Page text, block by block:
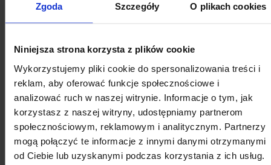
Zgoda Szczegóły O plikach cookies
Niniejsza strona korzysta z plików cookie
Wykorzystujemy pliki cookie do spersonalizowania treści i
reklam, aby oferować funkcje społecznościowe i
analizować ruch w naszej witrynie. Informacje o tym, jak
korzystasz z naszej witryny, udostępniamy partnerom
społecznościowym, reklamowym i analitycznym. Partnerzy
mogą połączyć te informacje z innymi danymi otrzymanymi
od Ciebie lub uzyskanymi podczas korzystania z ich usług.
Decentralizacja Państwa i
przywracanie kompetencji
terytorialnego - propozycje
Komisji Wspólnej Rządu i
Samorządu Terytorialnego
|
Stanowisko Zarządu
Związku Miast Polskich w
sprawie reformy systemu
oświadczeń majątkowych
osób pełniących funkcje
18.05.2026
|
stanowiska
i uchwały
ZMP
Pobierz